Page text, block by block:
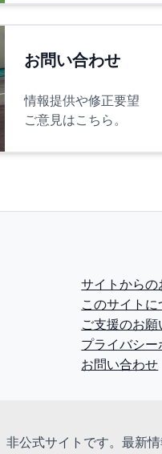
お問い合わせ
情報提供や修正要望
ご意見はこちら。
サイトからの
このサイトに
ご支援のお願
プライバシー
お問い合わせ
非公式サイトです。最新